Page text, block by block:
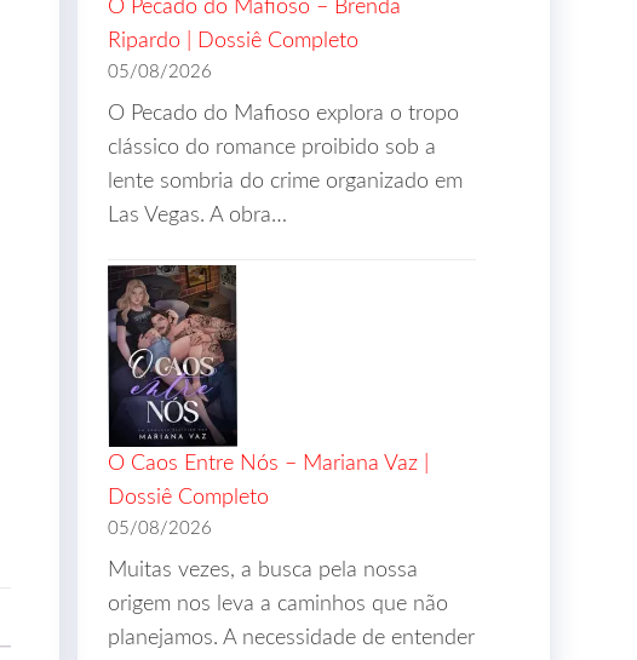
O Pecado do Mafioso – Brenda
Ripardo | Dossiê Completo
05/08/2026
O Pecado do Mafioso explora o tropo
clássico do romance proibido sob a
lente sombria do crime organizado em
Las Vegas. A obra…
O Caos Entre Nós – Mariana Vaz |
Dossiê Completo
05/08/2026
Muitas vezes, a busca pela nossa
origem nos leva a caminhos que não
planejamos. A necessidade de entender